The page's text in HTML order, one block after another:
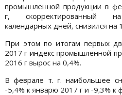
промышленной продукции в
г, скорректированный
календарных дней, снизился на
При этом по итогам первых
2017 г индекс промышленной
2016 г вырос на 0,4%.
В феврале т. г. наибольшее
-5,4% к январю 2017 г и -9,3% к